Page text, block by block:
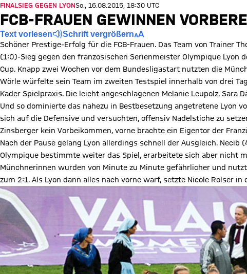
FINALSIEG GEGEN LYONSo., 16.08.2015, 18:30 UTC
FCB-FRAUEN GEWINNEN
Text vorlesen Schrift vergrößern
Schöner Prestige-Erfolg für die FCB-Frauen. Das Team von Trainer
(1:0)-Sieg gegen den französischen Serienmeister Olympique Lyon
Cup. Knapp zwei Wochen vor dem Bundesligastart nutzten die
Wörle würfelte sein Team im zweiten Testspiel innerhalb von drei
Kader Spielpraxis. Die leicht angeschlagenen Melanie Leupolz, Sara
Und so dominierte das nahezu in Bestbesetzung angetretene Lyon
sich auf die Defensive und versuchten, offensiv Nadelstiche zu
Zinsberger kein Vorbeikommen, vorne brachte ein Eigentor der
Nach der Pause gelang Lyon allerdings schnell der Ausgleich.
Olympique bestimmte weiter das Spiel, erarbeitete sich aber nicht
Münchnerinnen wurden von Minute zu Minute gefährlicher und
zum 2:1. Als Lyon dann alles nach vorne warf, setzte Nicole Rolser